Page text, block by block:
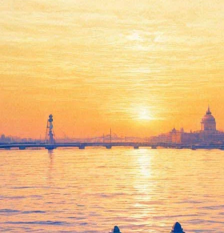
Детям бесплатно покажут
лучшие мультфильмы из
новейших